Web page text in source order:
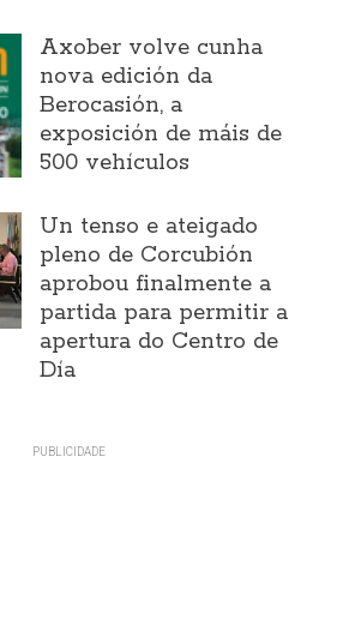
Axober volve cunha
nova edición da
Berocasión, a
exposición de máis de
500 vehículos
Un tenso e ateigado
pleno de Corcubión
aprobou finalmente a
partida para permitir a
apertura do Centro de
Día